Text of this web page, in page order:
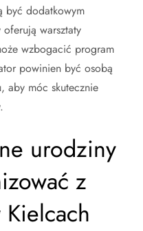
być dodatkowym
warsztaty
wzbogacić program
powinien być osobą
aby móc skutecznie
urodziny
z